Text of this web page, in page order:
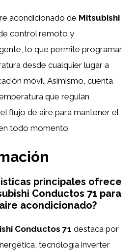
acondicionado de Mitsubishi
control remoto y
lo que permite programar
desde cualquier lugar a
móvil. Asimismo, cuenta
que regulan
flujo de aire para mantener el
todo momento.
principales ofrece
Conductos 71 para
acondicionado?
Conductos 71 destaca por
tecnología inverter